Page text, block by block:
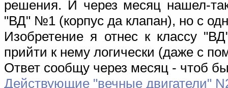
решения. И через месяц нашел-
"ВД" №1 (корпус да клапан), но с
Изобретение я отнес к классу
прийти к нему логически (даже с
Ответ сообщу через месяц - чтоб
Действующие "вечные двигатели"